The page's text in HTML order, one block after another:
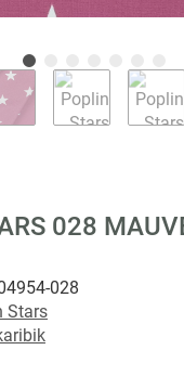
028
028
Stars